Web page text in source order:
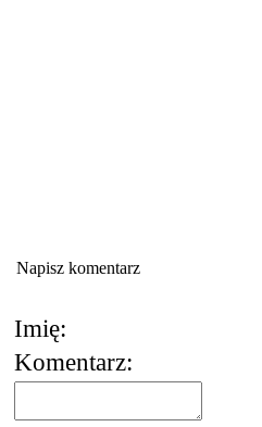
Napisz komentarz
Imię:
Komentarz: